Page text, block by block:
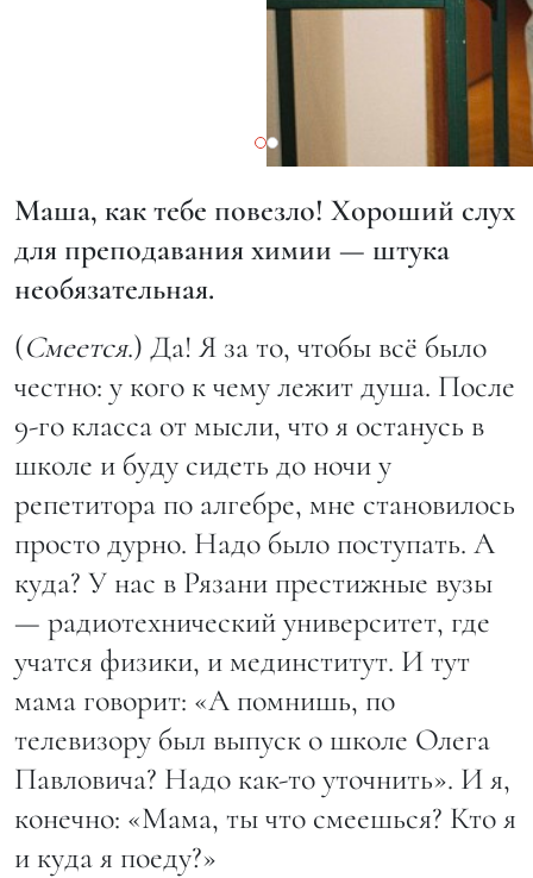
Маша, как тебе повезло! Хороший слух
для преподавания химии — штука
необязательная.
(Смеется.) Да! Я за то, чтобы всё было
честно: у кого к чему лежит душа. После
9-го класса от мысли, что я останусь в
школе и буду сидеть до ночи у
репетитора по алгебре, мне становилось
просто дурно. Надо было поступать. А
куда? У нас в Рязани престижные вузы
— радиотехнический университет, где
учатся физики, и мединститут. И тут
мама говорит: «А помнишь, по
телевизору был выпуск о школе Олега
Павловича? Надо как-то уточнить». И я,
конечно: «Мама, ты что смеешься? Кто я
и куда я поеду?»